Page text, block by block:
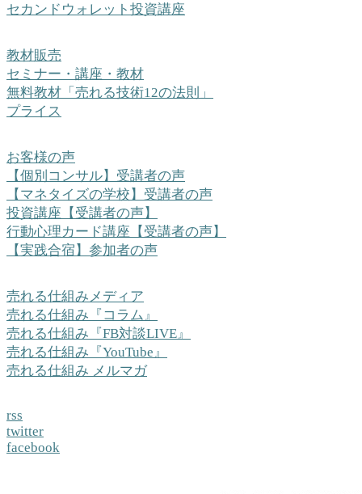
セカンドウォレット投資講座
教材販売
セミナー・講座・教材
無料教材「売れる技術12の法則」
プライス
お客様の声
【個別コンサル】受講者の声
【マネタイズの学校】受講者の声
投資講座【受講者の声】
行動心理カード講座【受講者の声】
【実践合宿】参加者の声
売れる仕組みメディア
売れる仕組み『コラム』
売れる仕組み『FB対談LIVE』
売れる仕組み『YouTube』
売れる仕組み メルマガ
rss
twitter
facebook